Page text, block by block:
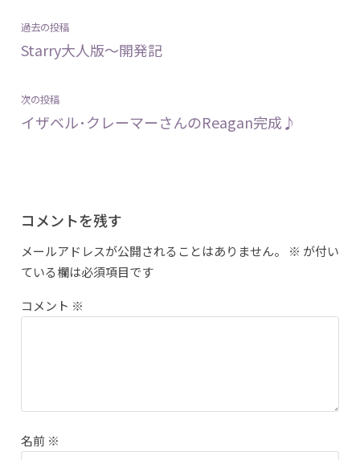
投
稿
ナ
ゲ
ー
シ
過去の投稿過
去
Starry大人版～開発記
次の投稿次
の
イザベル･クレーマーさんのReagan完成♪
コメントを残す
メールアドレスが公開されることはありません。 ※ が付い
ている欄は必須項目です
コメント ※
名前 ※